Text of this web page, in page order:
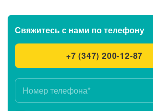
Клинико-диагностические
Клинико-диагностический
Промедицина» на ул. Авроры,
Будни, Сб: c 8:00 до 21:00, Вс: c 8:00
Свяжитесь с нами по телефону
+7 (347) 200-12-87